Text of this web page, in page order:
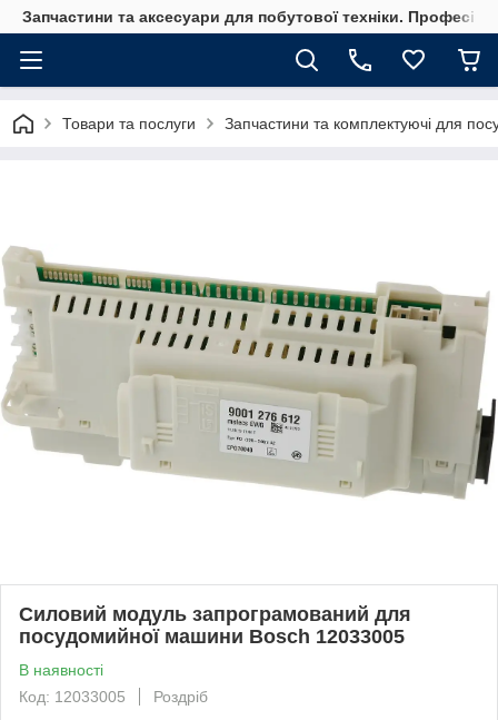
Запчастини та аксесуари для побутової техніки.
Товари та послуги Запчастини та комплектуючі для
Силовий модуль запрограмований для
посудомийної машини Bosch 12033005
В наявності
Код: 12033005
Роздріб